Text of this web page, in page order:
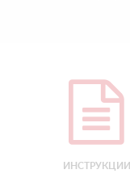
ИНСТРУКЦИИ